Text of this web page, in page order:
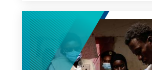
Bietet sie Antworten und
Herausforderungen unserer
geht diesen Fragen nach.